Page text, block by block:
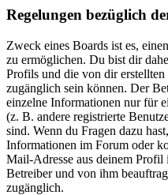
Regelungen bezüglich
Zweck eines Boards ist es,
zu ermöglichen. Du bist dir
Profils und die von dir
zugänglich sein können. Der
einzelne Informationen nur für
(z. B. andere registrierte
sind. Wenn du Fragen dazu
Informationen im Forum oder
Mail-Adresse aus deinem Profil
Betreiber und von ihm
zugänglich.